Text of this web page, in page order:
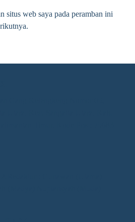
situs web saya pada peramban ini